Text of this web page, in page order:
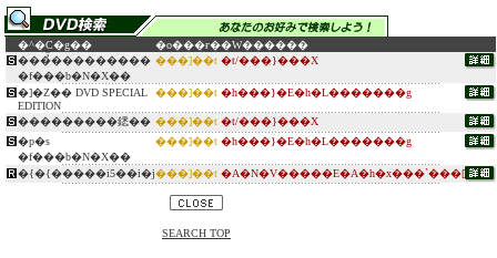
�^�C�g�� �o���ғ��W������
���̉̂���������
�f���b�N�X��
���]��t �t/���}���X
�]�Z�� DVD SPECIAL
EDITION
���]��t �h���}�E�h�L�������g
���������鏭�� ���]��t �t/���}���X
�p�s
�f���b�N�X��
���]��t �h���}�E�h�L�������g
�{�{�����i5��i�j���]��t �A�N�V�����E�A�h�x���`���[
SEARCH TOP